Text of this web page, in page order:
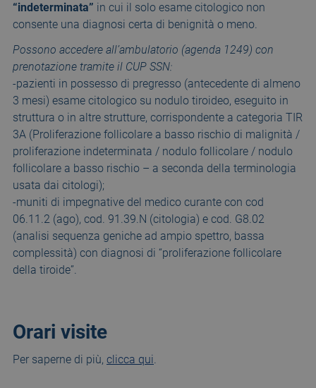
“indeterminata” in cui il solo esame citologico non
consente una diagnosi certa di benignità o meno.
Possono accedere all’ambulatorio (agenda 1249) con
prenotazione tramite il CUP SSN:
-pazienti in possesso di pregresso (antecedente di almeno
3 mesi) esame citologico su nodulo tiroideo, eseguito in
struttura o in altre strutture, corrispondente a categoria TIR
3A (Proliferazione follicolare a basso rischio di malignità /
proliferazione indeterminata / nodulo follicolare / nodulo
follicolare a basso rischio – a seconda della terminologia
usata dai citologi);
-muniti di impegnative del medico curante con cod
06.11.2 (ago), cod. 91.39.N (citologia) e cod. G8.02
(analisi sequenza geniche ad ampio spettro, bassa
complessità) con diagnosi di “proliferazione follicolare
della tiroide”.
Orari visite
Per saperne di più, clicca qui.